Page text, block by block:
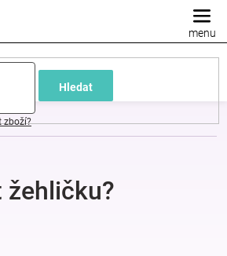
Hledat
zboží?
žehličku?